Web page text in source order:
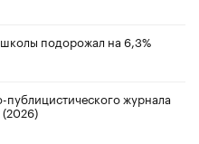
подорожал на 6,3%
журнала